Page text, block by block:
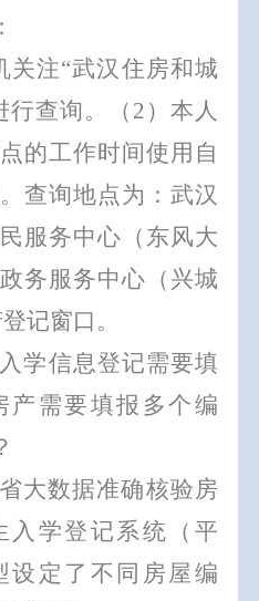
关注“武汉 住房和城
行查询。 （ 2 ）本人
的工作时间使用自
查询地点为： 武汉
服务中心 （东风大
务服务中心（ 兴城
记窗口 。
学信息登记需要填
产需要填报多个编
大数据准确核验房
入学登记系统（平
设定了不同房屋编